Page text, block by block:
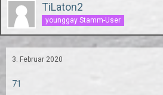
TiLaton2
younggay Stamm-User
3. Februar 2020
71